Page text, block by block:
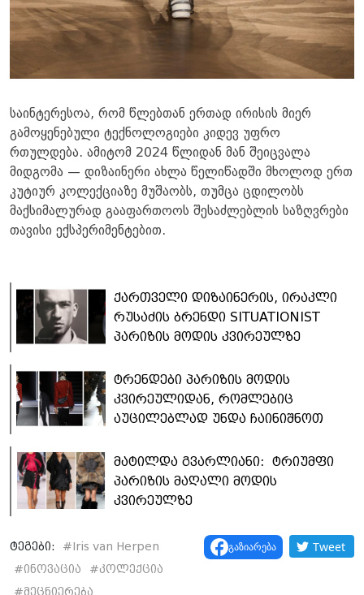
საინტერესოა, რომ წლებთან ერთად ირისის მიერ
გამოყენებული ტექნოლოგიები კიდევ უფრო
რთულდება. ამიტომ 2024 წლიდან მან შეიცვალა
მიდგომა — დიზაინერი ახლა წელიწადში მხოლოდ ერთ
კუტიურ კოლექციაზე მუშაობს, თუმცა ცდილობს
მაქსიმალურად გააფართოოს შესაძლებლის საზღვრები
თავისი ექსპერიმენტებით.
ქართველი დიზაინერის, ირაკლი
რუსაძის ბრენდი SITUATIONIST
პარიზის მოდის კვირეულზე
ტრენდები პარიზის მოდის
კვირეულიდან, რომლებიც
აუცილებლად უნდა ჩაინიშნოთ
მატილდა გვარლიანი: ტრიუმფი
პარიზის მაღალი მოდის
კვირეულზე
ტეგები: #Iris van Herpen
#ინოვაცია #კოლექცია
#მეცნიერება
გაზიარება Tweet